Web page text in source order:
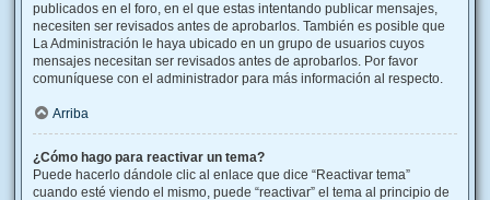
publicados en el foro, en el que estas intentando publicar mensajes,
necesiten ser revisados antes de aprobarlos. También es posible que
La Administración le haya ubicado en un grupo de usuarios cuyos
mensajes necesitan ser revisados antes de aprobarlos. Por favor
comuníquese con el administrador para más información al respecto.
Arriba
¿Cómo hago para reactivar un tema?
Puede hacerlo dándole clic al enlace que dice “Reactivar tema”
cuando esté viendo el mismo, puede “reactivar” el tema al principio de